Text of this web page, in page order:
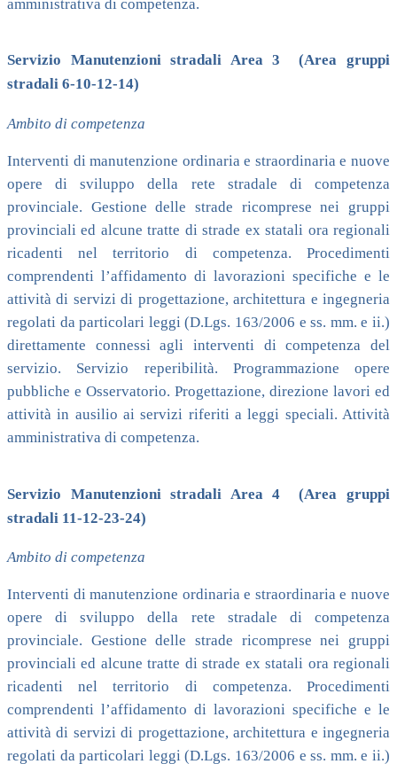
amministrativa di competenza.
Servizio Manutenzioni stradali Area 3 (Area gruppi
stradali 6-10-12-14)
Ambito di competenza
Interventi di manutenzione ordinaria e straordinaria e nuove
opere di sviluppo della rete stradale di competenza
provinciale. Gestione delle strade ricomprese nei gruppi
provinciali ed alcune tratte di strade ex statali ora regionali
ricadenti nel territorio di competenza. Procedimenti
comprendenti l’affidamento di lavorazioni specifiche e le
attività di servizi di progettazione, architettura e ingegneria
regolati da particolari leggi (D.Lgs. 163/2006 e ss. mm. e ii.)
direttamente connessi agli interventi di competenza del
servizio. Servizio reperibilità. Programmazione opere
pubbliche e Osservatorio. Progettazione, direzione lavori ed
attività in ausilio ai servizi riferiti a leggi speciali. Attività
amministrativa di competenza.
Servizio Manutenzioni stradali Area 4 (Area gruppi
stradali 11-12-23-24)
Ambito di competenza
Interventi di manutenzione ordinaria e straordinaria e nuove
opere di sviluppo della rete stradale di competenza
provinciale. Gestione delle strade ricomprese nei gruppi
provinciali ed alcune tratte di strade ex statali ora regionali
ricadenti nel territorio di competenza. Procedimenti
comprendenti l’affidamento di lavorazioni specifiche e le
attività di servizi di progettazione, architettura e ingegneria
regolati da particolari leggi (D.Lgs. 163/2006 e ss. mm. e ii.)